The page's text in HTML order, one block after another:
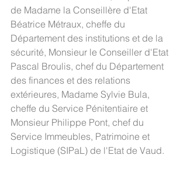
de Madame la Conseillère d'Etat
Béatrice Métraux, cheffe du
Département des institutions et de la
sécurité, Monsieur le Conseiller d'Etat
Pascal Broulis, chef du Département
des finances et des relations
extérieures, Madame Sylvie Bula,
cheffe du Service Pénitentiaire et
Monsieur Philippe Pont, chef du
Service Immeubles, Patrimoine et
Logistique (SIPaL) de l'Etat de Vaud.